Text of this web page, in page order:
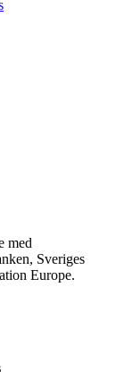
med
Sveriges
Europe.